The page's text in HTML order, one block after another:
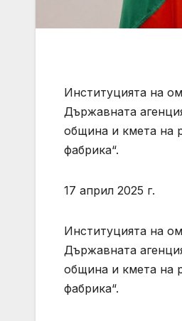
Институцията на
Държавната
община и кмета на
фабрика“.
17 април 2025 г.
Институцията на
Държавната
община и кмета на
фабрика“.